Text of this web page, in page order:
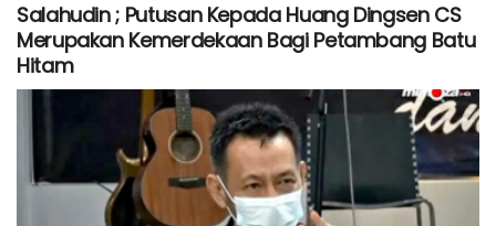
Salahudin ; Putusan Kepada Huang Dingsen CS
Merupakan Kemerdekaan Bagi Petambang Batu
Hitam